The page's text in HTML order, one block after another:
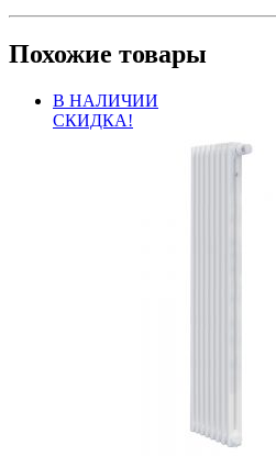
Похожие товары
В НАЛИЧИИ
СКИДКА!